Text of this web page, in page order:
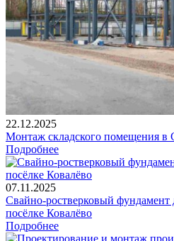
22.12.2025
Монтаж складского помещения в
Подробнее
07.11.2025
Свайно-ростверковый фундамент
посёлке Ковалёво
Подробнее